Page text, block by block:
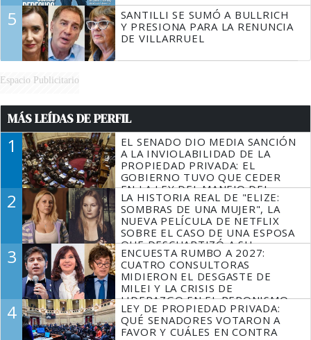
5
SANTILLI SE SUMÓ A BULLRICH
Y PRESIONA PARA LA RENUNCIA
DE VILLARRUEL
Espacio Publicitario
MÁS LEÍDAS DE PERFIL
1
EL SENADO DIO MEDIA SANCIÓN
A LA INVIOLABILIDAD DE LA
PROPIEDAD PRIVADA: EL
GOBIERNO TUVO QUE CEDER
EN LA LEY DEL MANEJO DEL
FUEGO
2
LA HISTORIA REAL DE "ELIZE:
SOMBRAS DE UNA MUJER", LA
NUEVA PELÍCULA DE NETFLIX
SOBRE EL CASO DE UNA ESPOSA
QUE DESCUARTIZÓ A SU
MARIDO
3
ENCUESTA RUMBO A 2027:
CUATRO CONSULTORAS
MIDIERON EL DESGASTE DE
MILEI Y LA CRISIS DE
LIDERAZGO EN EL PERONISMO
4
LEY DE PROPIEDAD PRIVADA:
QUÉ SENADORES VOTARON A
FAVOR Y CUÁLES EN CONTRA